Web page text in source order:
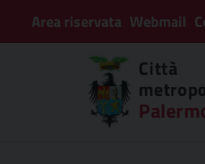
Area riservata Webmail
Città